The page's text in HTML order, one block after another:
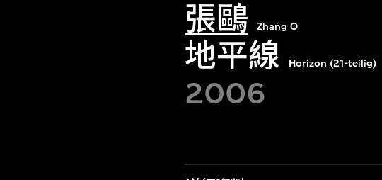
張鷗 Zhang O
地平線 Horizon (21-teilig)
2006